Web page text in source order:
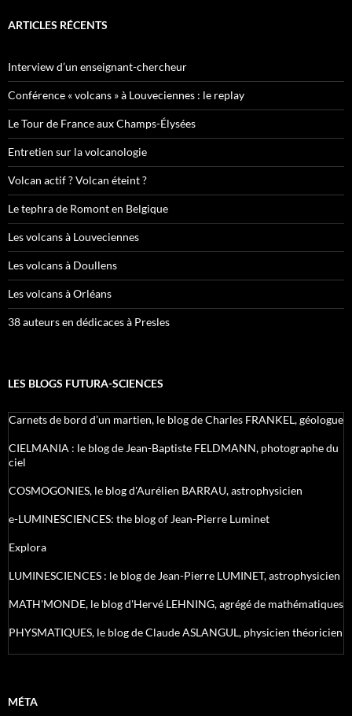
ARTICLES RÉCENTS
Interview d’un enseignant-chercheur
Conférence « volcans » à Louveciennes : le replay
Le Tour de France aux Champs-Élysées
Entretien sur la volcanologie
Volcan actif ? Volcan éteint ?
Le tephra de Romont en Belgique
Les volcans à Louveciennes
Les volcans à Doullens
Les volcans à Orléans
38 auteurs en dédicaces à Presles
LES BLOGS FUTURA-SCIENCES
Carnets de bord d’un martien, le blog de Charles FRANKEL, géologue
CIELMANIA : le blog de Jean-Baptiste FELDMANN, photographe du
ciel
COSMOGONIES, le blog d'Aurélien BARRAU, astrophysicien
e-LUMINESCIENCES: the blog of Jean-Pierre Luminet
Explora
LUMINESCIENCES : le blog de Jean-Pierre LUMINET, astrophysicien
MATH'MONDE, le blog d'Hervé LEHNING, agrégé de mathématiques
PHYSMATIQUES, le blog de Claude ASLANGUL, physicien théoricien
MÉTA